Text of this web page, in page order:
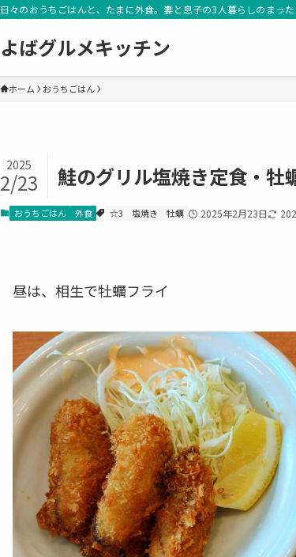
日々のおうちごはんと、たまに外食。妻と息子の3人暮らしのまった
よばグルメキッチン
ホーム おうちごはん
鮭のグリル塩焼き定食・牡
2025
2/23
おうちごはん 外食 ☆3 塩焼き 牡蠣 2025年2月23日
昼は、相生で牡蠣フライ